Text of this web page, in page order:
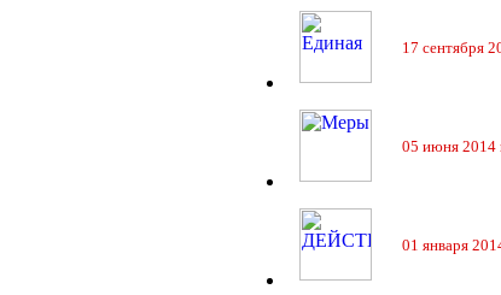
17 сентября
05 июня 2014
01 января